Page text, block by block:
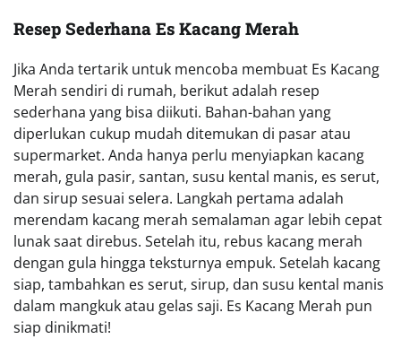
Resep Sederhana Es Kacang Merah
Jika Anda tertarik untuk mencoba membuat Es Kacang
Merah sendiri di rumah, berikut adalah resep
sederhana yang bisa diikuti. Bahan-bahan yang
diperlukan cukup mudah ditemukan di pasar atau
supermarket. Anda hanya perlu menyiapkan kacang
merah, gula pasir, santan, susu kental manis, es serut,
dan sirup sesuai selera. Langkah pertama adalah
merendam kacang merah semalaman agar lebih cepat
lunak saat direbus. Setelah itu, rebus kacang merah
dengan gula hingga teksturnya empuk. Setelah kacang
siap, tambahkan es serut, sirup, dan susu kental manis
dalam mangkuk atau gelas saji. Es Kacang Merah pun
siap dinikmati!